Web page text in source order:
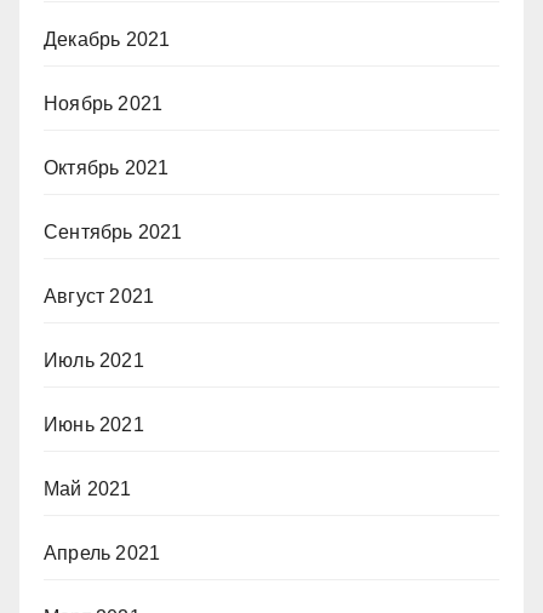
Декабрь 2021
Ноябрь 2021
Октябрь 2021
Сентябрь 2021
Август 2021
Июль 2021
Июнь 2021
Май 2021
Апрель 2021